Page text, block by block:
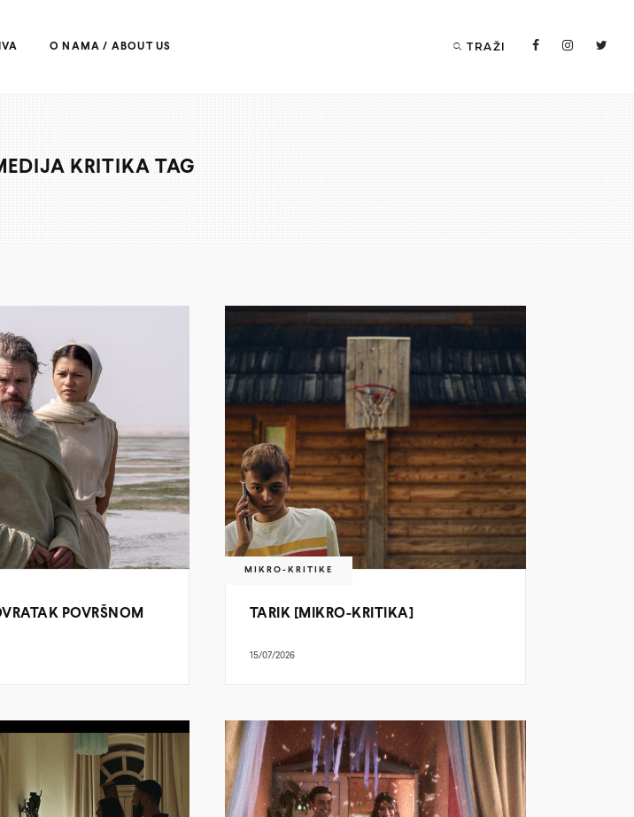
O NAMA / ABOUT US TRAŽI
KRITIKA TAG
POVRŠNOM
MIKRO-KRITIKE
TARIK [MIKRO-KRITIKA]
15/07/2026